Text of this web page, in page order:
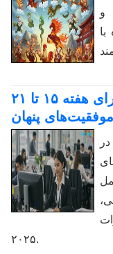
و
راز اعداد شانس ۱۲ برج برای هفته ۱۵ تا ۲۱
در
۲۰۲۵.